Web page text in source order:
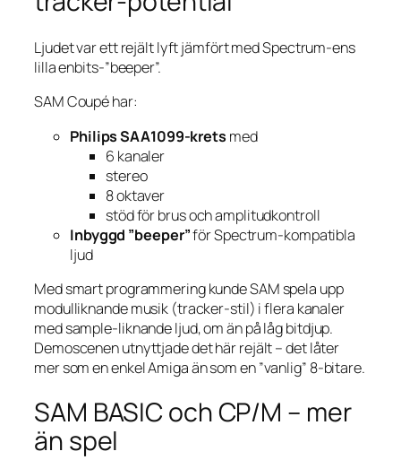
Ljudet var ett rejält lyft jämfört med Spectrum-ens
lilla enbits-”beeper”.
SAM Coupé har:
Philips SAA1099-krets med
6 kanaler
stereo
8 oktaver
stöd för brus och amplitudkontroll
Inbyggd ”beeper”för Spectrum-kompatibla
ljud
Med smart programmering kunde SAM spela upp
modulliknande musik (tracker-stil) i flera kanaler
med sample-liknande ljud, om än på låg bitdjup.
Demoscenen utnyttjade det här rejält – det låter
mer som en enkel Amiga än som en ”vanlig” 8-bitare.
SAM BASIC och CP/M – mer
än spel